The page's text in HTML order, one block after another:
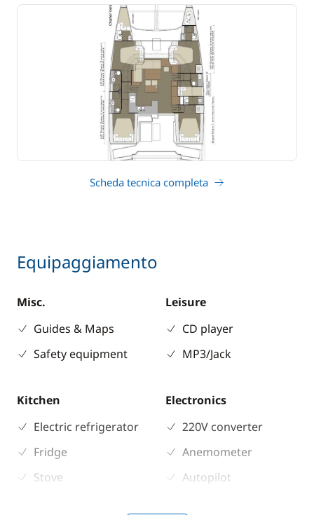
Scheda tecnica completa
Equipaggiamento
Misc.
Guides & Maps
Safety equipment
Leisure
CD player
MP3/Jack
Kitchen
Electric refrigerator
Fridge
Stove
Electronics
220V converter
Anemometer
Autopilot